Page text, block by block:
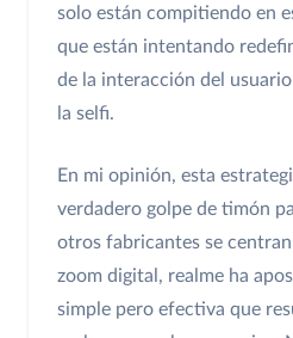
solo están compitiendo en
que están intentando
de la interacción del
la selfi.
En mi opinión, esta
verdadero golpe de timón
otros fabricantes se
zoom digital, realme ha
simple pero efectiva que